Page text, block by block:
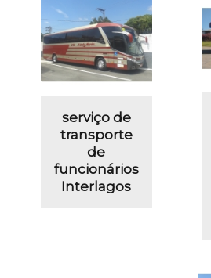
serviço de
transporte
de
funcionários
Interlagos